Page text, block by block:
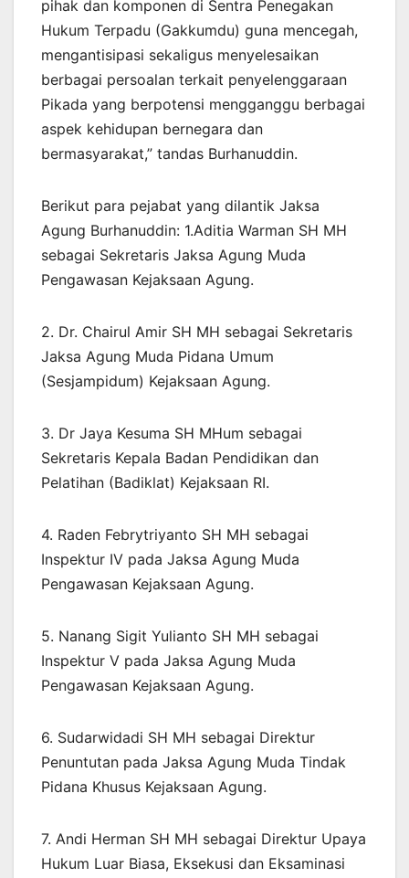
pihak dan komponen di Sentra Penegakan
Hukum Terpadu (Gakkumdu) guna mencegah,
mengantisipasi sekaligus menyelesaikan
berbagai persoalan terkait penyelenggaraan
Pikada yang berpotensi mengganggu berbagai
aspek kehidupan bernegara dan
bermasyarakat,” tandas Burhanuddin.
Berikut para pejabat yang dilantik Jaksa
Agung Burhanuddin: 1.Aditia Warman SH MH
sebagai Sekretaris Jaksa Agung Muda
Pengawasan Kejaksaan Agung.
2. Dr. Chairul Amir SH MH sebagai Sekretaris
Jaksa Agung Muda Pidana Umum
(Sesjampidum) Kejaksaan Agung.
3. Dr Jaya Kesuma SH MHum sebagai
Sekretaris Kepala Badan Pendidikan dan
Pelatihan (Badiklat) Kejaksaan RI.
4. Raden Febrytriyanto SH MH sebagai
Inspektur IV pada Jaksa Agung Muda
Pengawasan Kejaksaan Agung.
5. Nanang Sigit Yulianto SH MH sebagai
Inspektur V pada Jaksa Agung Muda
Pengawasan Kejaksaan Agung.
6. Sudarwidadi SH MH sebagai Direktur
Penuntutan pada Jaksa Agung Muda Tindak
Pidana Khusus Kejaksaan Agung.
7. Andi Herman SH MH sebagai Direktur Upaya
Hukum Luar Biasa, Eksekusi dan Eksaminasi